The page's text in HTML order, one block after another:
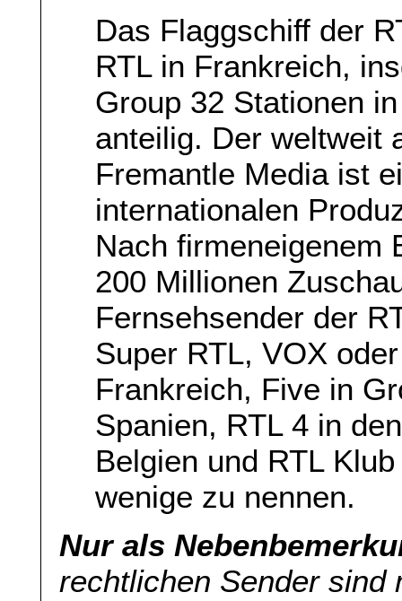
Das Flaggschiff der
RTL in Frankreich,
Group 32 Stationen
anteilig. Der weltweit
Fremantle Media ist
internationalen
Nach firmeneigenem
200 Millionen
Fernsehsender der
Super RTL, VOX
Frankreich, Five in
Spanien, RTL 4 in
Belgien und RTL
wenige zu nennen.
Nur als
rechtlichen Sender sind